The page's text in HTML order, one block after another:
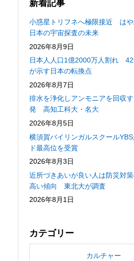
新着記事
小惑星トリフネへ極限接近 はや
日本の宇宙探査の未来
2026年8月9日
日本人人口1億2000万人割れ 42
が示す日本の転換点
2026年8月7日
排水を浄化しアンモニアを回収
発 高知工科大・名大
2026年8月5日
横須賀バイリンガルスクール
ド最高位を受賞
2026年8月3日
近所づきあいが良い人は防災対
高い傾向 東北大が調査
2026年8月1日
カテゴリー
カルチャー